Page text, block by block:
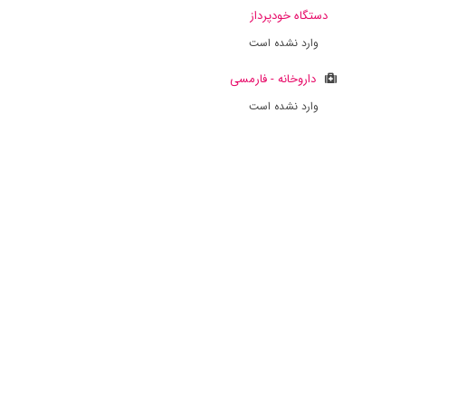
دستگاه خودپرداز
وارد نشده است
داروخانه - فارمسی
وارد نشده است